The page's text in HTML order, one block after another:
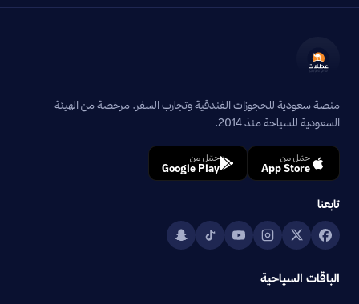
منصة سعودية للحجوزات الفندقية وتجارب السفر. مرخصة من الهيئة
السعودية للسياحة منذ 2014.
حمّل من
App Store
حمّل من
Google Play
تابعنا
الباقات السياحية